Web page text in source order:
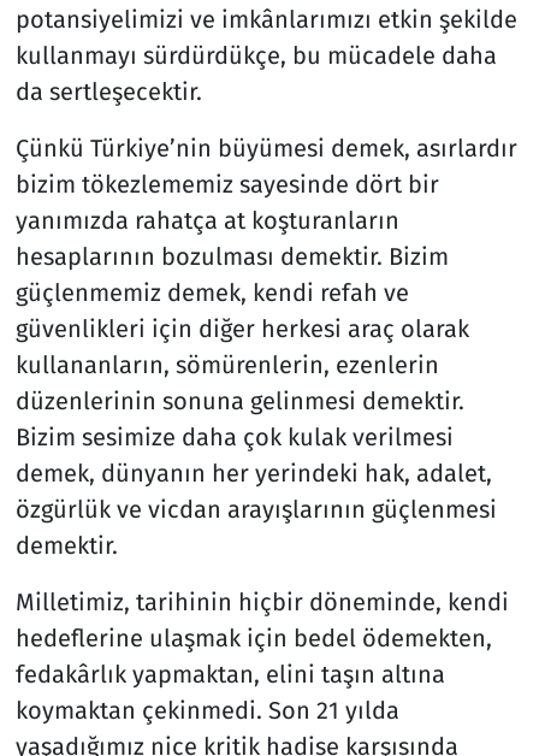
potansiyelimizi ve imkânlarımızı etkin şekilde
kullanmayı sürdürdükçe, bu mücadele daha
da sertleşecektir.
Çünkü Türkiye’nin büyümesi demek, asırlardır
bizim tökezlememiz sayesinde dört bir
yanımızda rahatça at koşturanların
hesaplarının bozulması demektir. Bizim
güçlenmemiz demek, kendi refah ve
güvenlikleri için diğer herkesi araç olarak
kullananların, sömürenlerin, ezenlerin
düzenlerinin sonuna gelinmesi demektir.
Bizim sesimize daha çok kulak verilmesi
demek, dünyanın her yerindeki hak, adalet,
özgürlük ve vicdan arayışlarının güçlenmesi
demektir.
Milletimiz, tarihinin hiçbir döneminde, kendi
hedeflerine ulaşmak için bedel ödemekten,
fedakârlık yapmaktan, elini taşın altına
koymaktan çekinmedi. Son 21 yılda
yaşadığımız nice kritik hadise karşısında